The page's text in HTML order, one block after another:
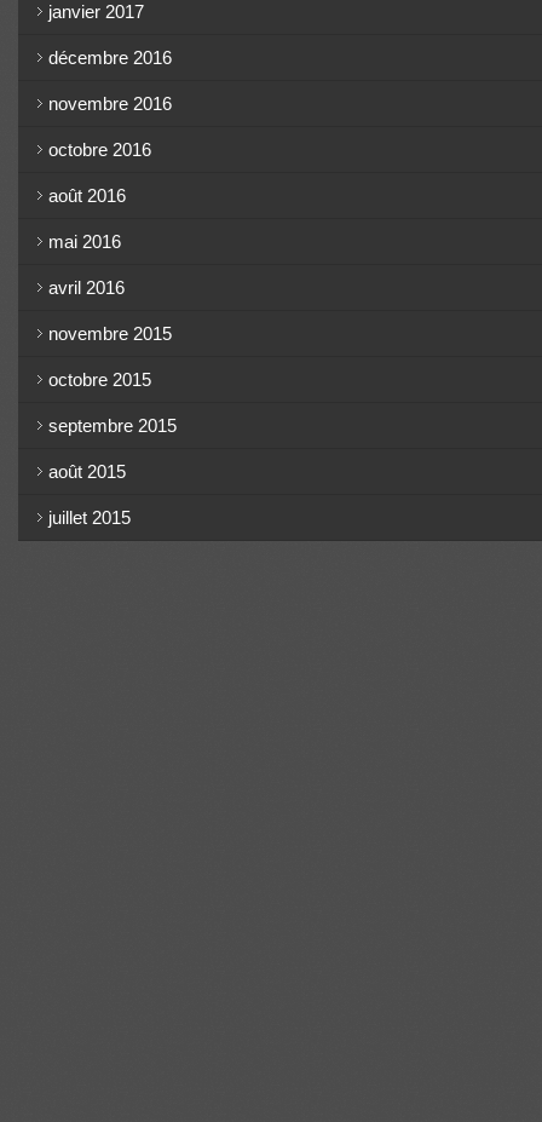
janvier 2017
décembre 2016
novembre 2016
octobre 2016
août 2016
mai 2016
avril 2016
novembre 2015
octobre 2015
septembre 2015
août 2015
juillet 2015